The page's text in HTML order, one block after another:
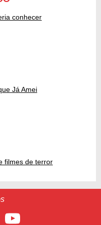
conhecer
Já Amei
filmes de terror